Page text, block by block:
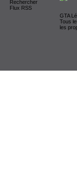
Rechercher
Flux RSS
GTA
Tous
les